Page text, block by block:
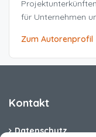
für Unternehmen
Zum Autorenprofil
Kontakt
Datenschutz